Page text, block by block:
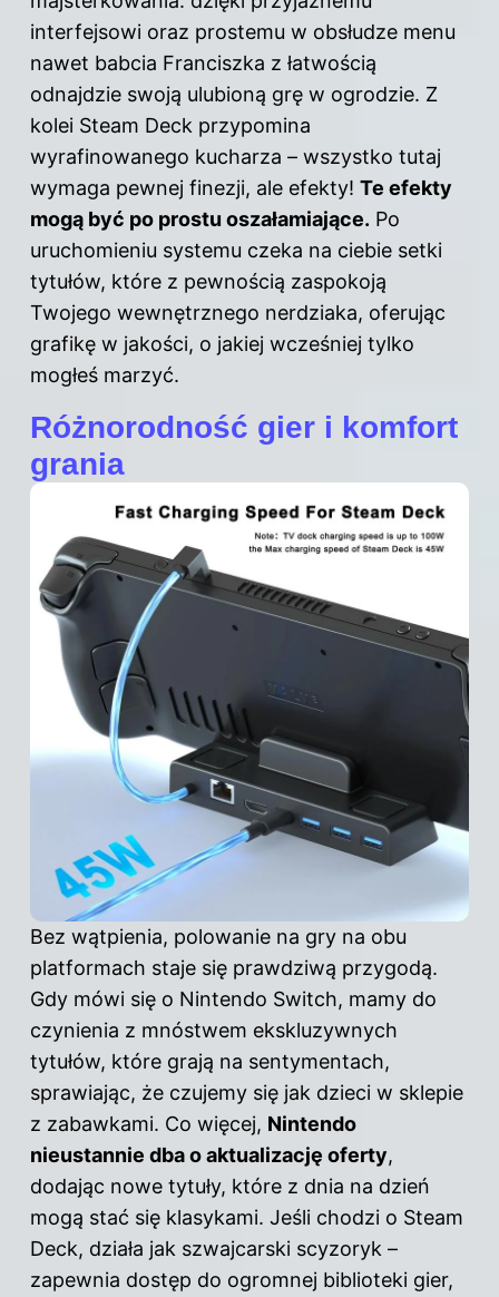
interfejsowi oraz prostemu w obsłudze menu
nawet babcia Franciszka z łatwością
odnajdzie swoją ulubioną grę w ogrodzie. Z
kolei Steam Deck przypomina
wyrafinowanego kucharza – wszystko tutaj
wymaga pewnej finezji, ale efekty! Te efekty
mogą być po prostu oszałamiające. Po
uruchomieniu systemu czeka na ciebie setki
tytułów, które z pewnością zaspokoją
Twojego wewnętrznego nerdziaka, oferując
grafikę w jakości, o jakiej wcześniej tylko
mogłeś marzyć.
Różnorodność gier i komfort
grania
Bez wątpienia, polowanie na gry na obu
platformach staje się prawdziwą przygodą.
Gdy mówi się o Nintendo Switch, mamy do
czynienia z mnóstwem ekskluzywnych
tytułów, które grają na sentymentach,
sprawiając, że czujemy się jak dzieci w sklepie
z zabawkami. Co więcej, Nintendo
nieustannie dba o aktualizację oferty,
dodając nowe tytuły, które z dnia na dzień
mogą stać się klasykami. Jeśli chodzi o Steam
Deck, działa jak szwajcarski scyzoryk –
zapewnia dostęp do ogromnej biblioteki gier,